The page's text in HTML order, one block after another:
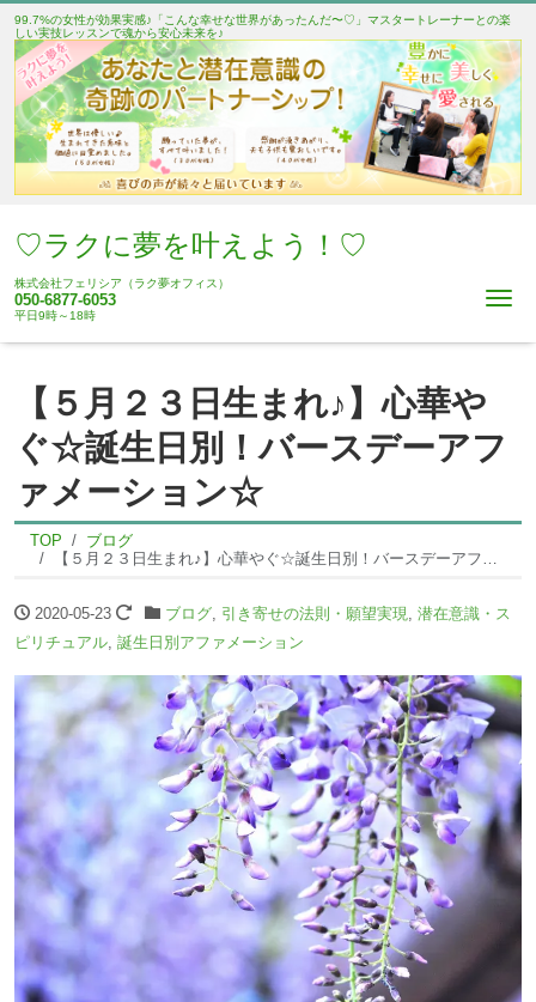
99.7%の女性が効果実感♪「こんな幸せな世界があったんだ〜♡」マスタートレーナーとの楽
しい実技レッスンで魂から安心未来を♪
♡ラクに夢を叶えよう！♡
株式会社フェリシア（ラク夢オフィス）
050-6877-6053
平日9時～18時
【５月２３日生まれ♪】心華や
ぐ☆誕生日別！バースデーアフ
ァメーション☆
TOP
ブログ
【５月２３日生まれ♪】心華やぐ☆誕生日別！バースデーアファメーション☆
2020-05-23 ブログ, 引き寄せの法則・願望実現
潜在意識・ス
ピリチュアル 誕生日別アファメーション